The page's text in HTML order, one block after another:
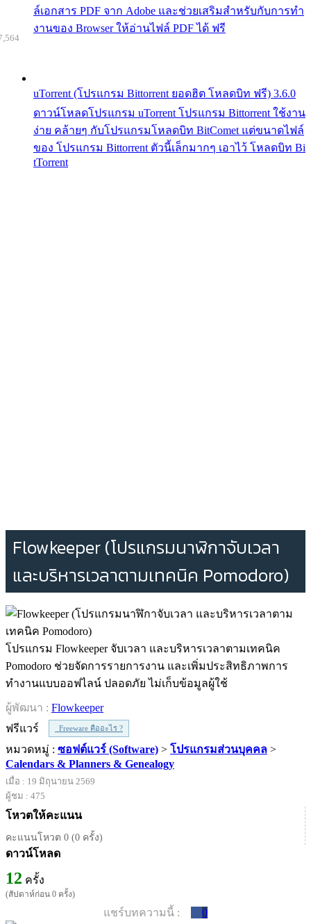
ล์เอกสาร PDF จาก Adobe และช่วยเสริมสำหรับกับการทำ
งานของ Browser ให้อ่านไฟล์ PDF ได้ ฟรี
uTorrent (โปรแกรม Bittorrent ยอดฮิต โหลดบิท ฟรี) 3.6.0
ดาวน์โหลดโปรแกรม uTorrent โปรแกรม Bittorrent ใช้งาน
ง่าย คล้ายๆ กับโปรแกรมโหลดบิท BitComet แต่ขนาดไฟล์
ของ โปรแกรม Bittorrent ตัวนี้เล็กมากๆ เอาไว้ โหลดบิท Bi
tTorrent
Flowkeeper (โปรแกรมนาฬิกาจับเวลา
และบริหารเวลาตามเทคนิค Pomodoro)
โปรแกรม Flowkeeper จับเวลา และบริหารเวลาตามเทคนิค
Pomodoro ช่วยจัดการรายการงาน และเพิ่มประสิทธิภาพการ
ทำงานแบบออฟไลน์ ปลอดภัย ไม่เก็บข้อมูลผู้ใช้
ผู้พัฒนา : Flowkeeper
ฟรีแวร์
Freeware คืออะไร ?
หมวดหมู่ : ซอฟต์แวร์ (Software) > โปรแกรมส่วนบุคคล >
Calendars & Planners & Genealogy
เมื่อ : 19 มิถุนายน 2569
ผู้ชม : 475
โหวตให้คะแนน
คะแนนโหวต 0 (0 ครั้ง)
ดาวน์โหลด
12 ครั้ง
(สัปดาห์ก่อน 0 ครั้ง)
แชร์บทความนี้ : 0